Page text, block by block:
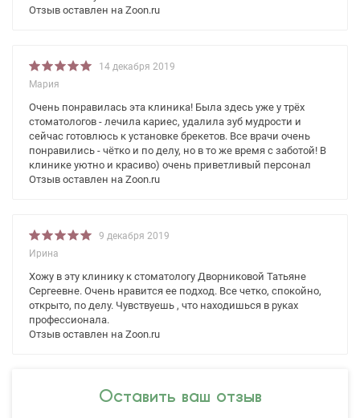
Отзыв оставлен на Zoon.ru
14 декабря 2019
Мария
Очень понравилась эта клиника! Была здесь уже у трёх
стоматологов - лечила кариес, удалила зуб мудрости и
сейчас готовлюсь к установке брекетов. Все врачи очень
понравились - чётко и по делу, но в то же время с заботой! В
клинике уютно и красиво) очень приветливый персонал
Отзыв оставлен на Zoon.ru
9 декабря 2019
Ирина
Хожу в эту клинику к стоматологу Дворниковой Татьяне
Сергеевне. Очень нравится ее подход. Все четко, спокойно,
открыто, по делу. Чувствуешь , что находишься в руках
профессионала.
Отзыв оставлен на Zoon.ru
Оставить ваш отзыв